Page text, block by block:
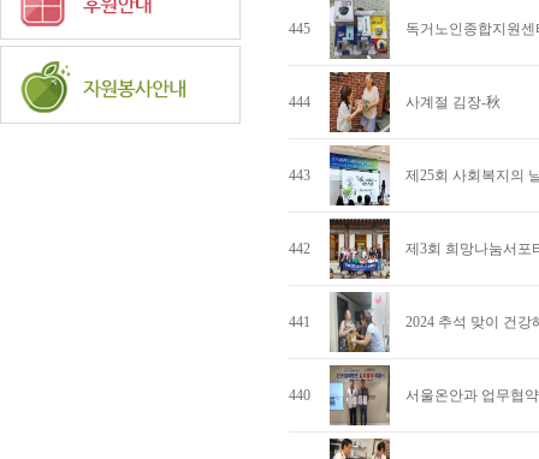
445 독거노인종합지원
444 사계절 김장-秋
443 제25회 사회복지의
442 제3회 희망나눔서포
441 2024 추석 맞이 건
440 서울온안과 업무협약